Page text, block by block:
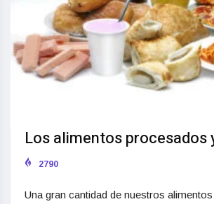
Los alimentos procesados
2790
Una gran cantidad de nuestros